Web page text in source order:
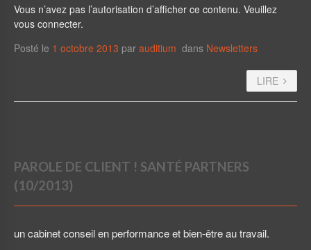
Vous n’avez pas l’autorisation d’afficher ce contenu. Veuillez
vous connecter.
Posté le 1 octobre 2013 par auditium dans Newsletters
LIRE
PAROLE DE CLIENT ! SANTÉ PARTNERS
(10/2013)
un cabinet conseil en performance et bien-être au travail.